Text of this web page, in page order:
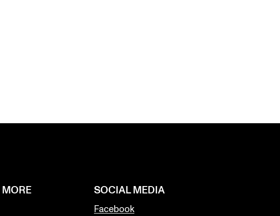
MORE SOCIAL MEDIA
Facebook